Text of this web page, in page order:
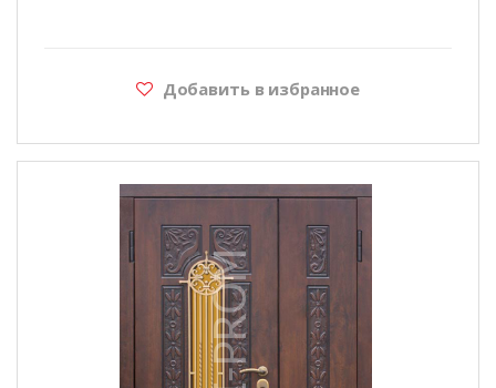
Добавить в избранное